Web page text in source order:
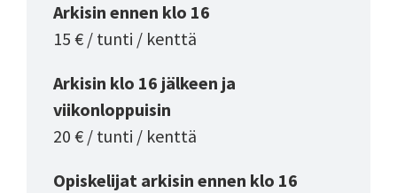
Arkisin ennen klo 16
15 € / tunti / kenttä
Arkisin klo 16 jälkeen ja
viikonloppuisin
20 € / tunti / kenttä
Opiskelijat arkisin ennen klo 16